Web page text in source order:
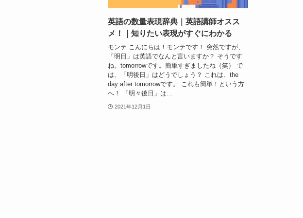
英語の数量表現辞典｜英語講師オスス
メ！｜知りたい表現がすぐにわかる
モンテ こんにちは！モンテです！ 突然ですが、
「明日」は英語でなんと言いますか？ そうです
ね。tomorrowです。簡単すぎましたね（笑） で
は、「明後日」はどうでしょう？ これは、the
day after tomorrowです。 これも簡単！という方
へ！ 「明々後日」は...
2021年12月1日